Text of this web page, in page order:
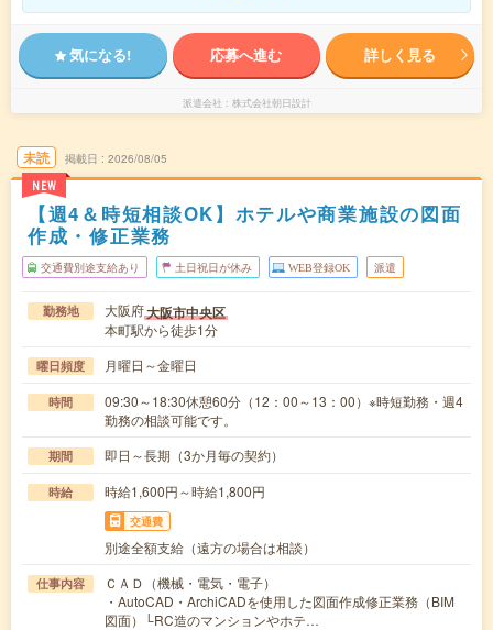
気になる! 応募へ進む 詳しく見る
派遣会社 株式会社朝日設計
未読
NEW
掲載日 2026/08/05
【週4＆時短相談OK】ホテルや商業施設の図面
作成・修正業務
交通費別途支給あり 土日祝日が休み WEB登録OK 派遣
勤務地 大阪府大阪市中央区
本町駅から徒歩1分
曜日頻度 月曜日～金曜日
時間
09:30～18:30休憩60分（12：00～13：00）※時短勤務・週4
勤務の相談可能です。
期間 即日～長期（3か月毎の契約）
時給 時給1,600円～時給1,800円
交通費
別途全額支給（遠方の場合は相談）
仕事内容
ＣＡＤ（機械・電気・電子）
・AutoCAD・ArchiCADを使用した図面作成修正業務（BIM
図面）└RC造のマンションやホテ…